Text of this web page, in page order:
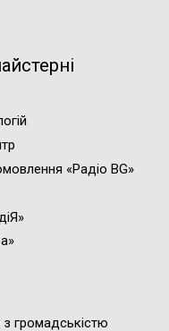
«Радіо BG»
громадськістю